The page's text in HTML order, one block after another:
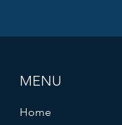
MENU
Home